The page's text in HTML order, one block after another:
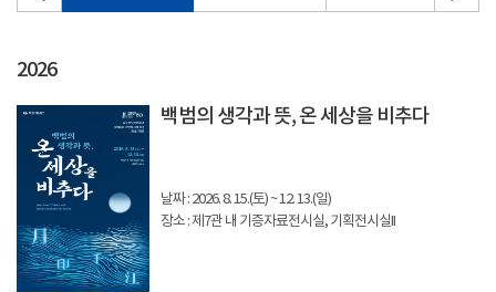
2026
백범의 생각과 뜻, 온 세상을 비추다
날짜 : 2026. 8. 15.(토) ~ 12. 13.(일)
장소 : 제7관 내 기증자료전시실, 기획전시실II